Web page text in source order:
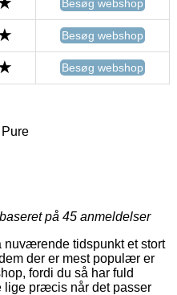
Besøg webshop
Besøg webshop
Besøg webshop
på 45 anmeldelser
tidspunkt et stort
der er mest populær er
fordi du så har fuld
lige præcis når det passer